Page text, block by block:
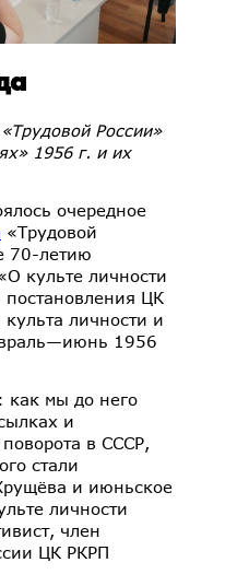
России»
1956 г. и их
очередное
«Трудовой
70-летию
культе личности
постановления ЦК
личности и
1956
как мы до него
и
в СССР,
стали
и июньское
личности
член
ЦК РКРП